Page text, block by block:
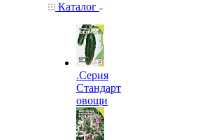
Каталог
.Серия
Стандарт
овощи